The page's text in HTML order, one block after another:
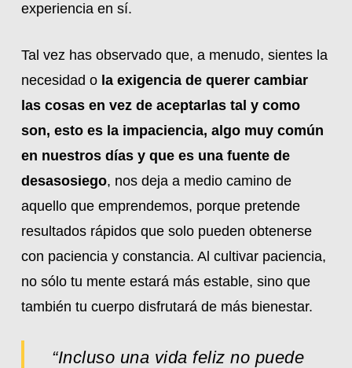
experiencia en sí.
Tal vez has observado que, a menudo, sientes la
necesidad o la exigencia de querer cambiar
las cosas en vez de aceptarlas tal y como
son, esto es la impaciencia, algo muy común
en nuestros días y que es una fuente de
desasosiego, nos deja a medio camino de
aquello que emprendemos, porque pretende
resultados rápidos que solo pueden obtenerse
con paciencia y constancia. Al cultivar paciencia,
no sólo tu mente estará más estable, sino que
también tu cuerpo disfrutará de más bienestar.
“Incluso una vida feliz no puede